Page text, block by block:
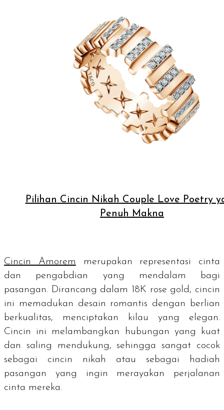
Pilihan Cincin Nikah Couple Love Poetry
Penuh Makna
Cincin Amorem merupakan representasi cinta
dan pengabdian yang mendalam bagi
pasangan. Dirancang dalam 18K rose gold , cincin
ini memadukan desain romantis dengan berlian
berkualitas, menciptakan kilau yang elegan.
Cincin ini melambangkan hubungan yang kuat
dan saling mendukung, sehingga sangat cocok
sebagai cincin nikah atau sebagai hadiah
pasangan yang ingin merayakan perjalanan
cinta mereka.